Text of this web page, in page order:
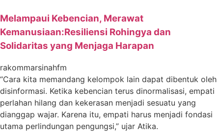
Melampaui Kebencian, Merawat
Kemanusiaan:Resiliensi Rohingya dan
Solidaritas yang Menjaga Harapan
rakommarsinahfm
“Cara kita memandang kelompok lain dapat dibentuk oleh
disinformasi. Ketika kebencian terus dinormalisasi, empati
perlahan hilang dan kekerasan menjadi sesuatu yang
dianggap wajar. Karena itu, empati harus menjadi fondasi
utama perlindungan pengungsi,” ujar Atika.